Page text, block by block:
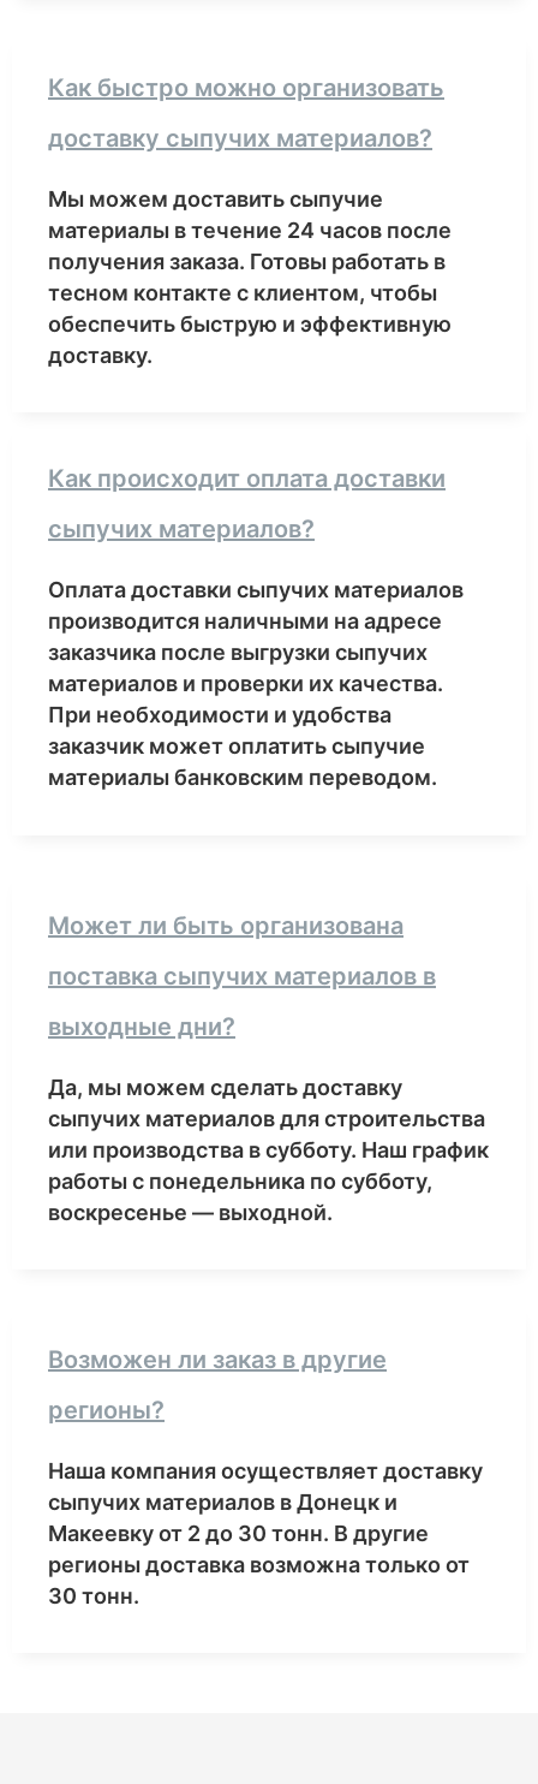
Как быстро можно организовать
доставку сыпучих материалов?
Мы можем доставить сыпучие
материалы в течение 24 часов после
получения заказа. Готовы работать в
тесном контакте с клиентом, чтобы
обеспечить быструю и эффективную
доставку.
Как происходит оплата доставки
сыпучих материалов?
Оплата доставки сыпучих материалов
производится наличными на адресе
заказчика после выгрузки сыпучих
материалов и проверки их качества.
При необходимости и удобства
заказчик может оплатить сыпучие
материалы банковским переводом.
Может ли быть организована
поставка сыпучих материалов в
выходные дни?
Да, мы можем сделать доставку
сыпучих материалов для строительства
или производства в субботу. Наш график
работы с понедельника по субботу,
воскресенье — выходной.
Возможен ли заказ в другие
регионы?
Наша компания осуществляет доставку
сыпучих материалов в Донецк и
Макеевку от 2 до 30 тонн. В другие
регионы доставка возможна только от
30 тонн.